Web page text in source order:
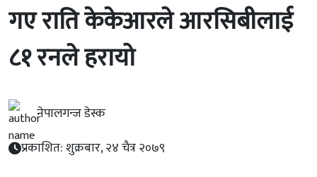
गए राति केकेआरले आरसिबीलाई
८१ रनले हरायो
नेपालगन्ज डेस्क
प्रकाशित: शुक्रबार, २४ चैत्र २०७९